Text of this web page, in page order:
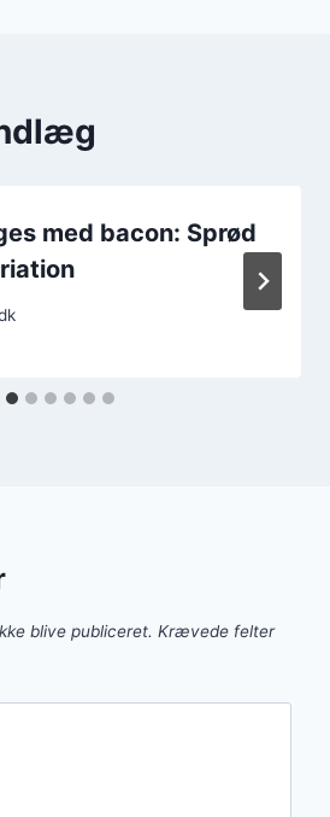
med bacon: Sprød
blive publiceret. Krævede felter